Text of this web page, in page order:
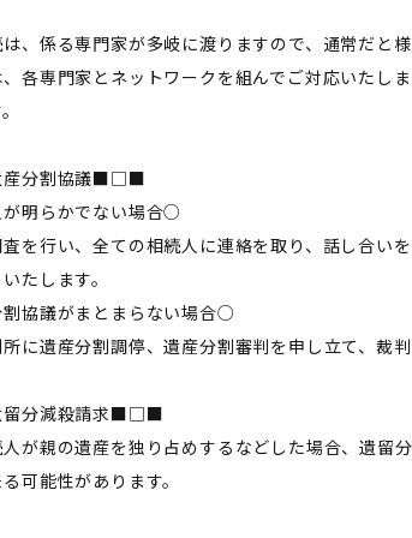
、係る専門家が多岐に渡りますので、通常だと
各専門家とネットワークを組んでご対応いたし
分割協議■□■
明らかでない場合○
を行い、全ての相続人に連絡を取り、話し合い
たします。
協議がまとまらない場合○
に遺産分割調停、遺産分割審判を申し立て、裁
分減殺請求■□■
が親の遺産を独り占めするなどした場合、遺留
可能性があります。